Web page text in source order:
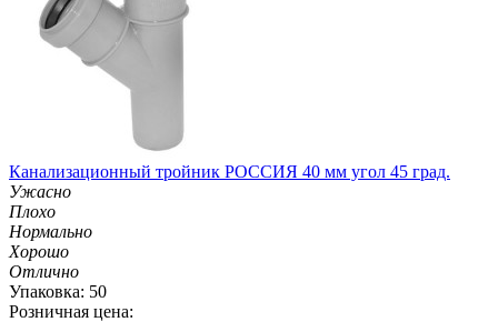
Канализационный тройник РОССИЯ 40 мм угол 45 град.
Ужасно
Плохо
Нормально
Хорошо
Отлично
Упаковка: 50
Розничная цена: